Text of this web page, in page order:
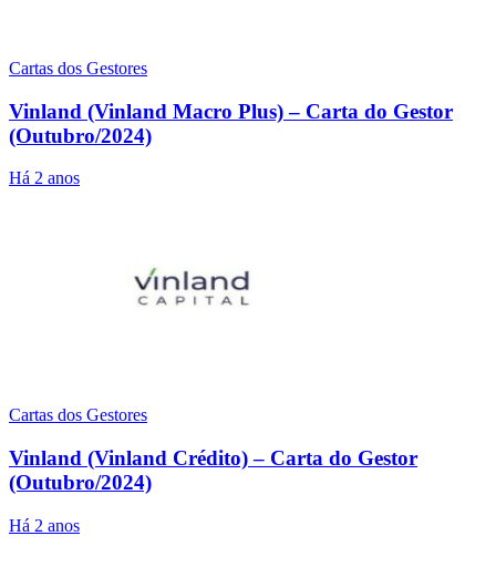
Cartas dos Gestores
Vinland (Vinland Macro Plus) – Carta do Gestor
(Outubro/2024)
Há 2 anos
Cartas dos Gestores
Vinland (Vinland Crédito) – Carta do Gestor
(Outubro/2024)
Há 2 anos